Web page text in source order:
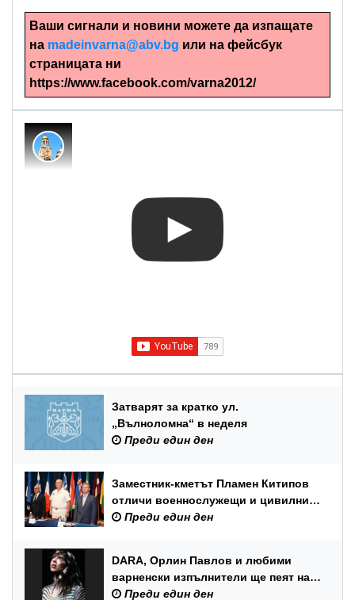
Ваши сигнали и новини можете да изпащате
на madeinvarna@abv.bg или на фейсбук
страницата ни
https://www.facebook.com/varna2012/
Затварят за кратко ул.
„Вълноломна“ в неделя
Преди един ден
Заместник-кметът Пламен Китипов
отличи военнослужещи и цивилни
служители по повод Празника на
Преди един ден
DARA, Орлин Павлов и любими
варненски изпълнители ще пеят на
празника на Варна
Преди един ден